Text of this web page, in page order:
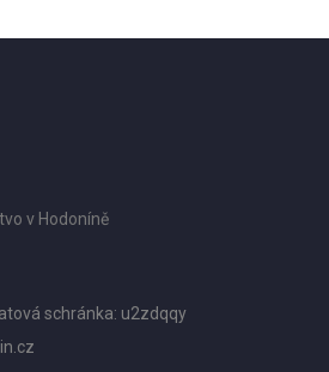
v Hodoníně
schránka: u2zdqqy